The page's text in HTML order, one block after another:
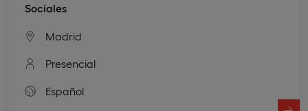
Sociales
Madrid
Presencial
Español